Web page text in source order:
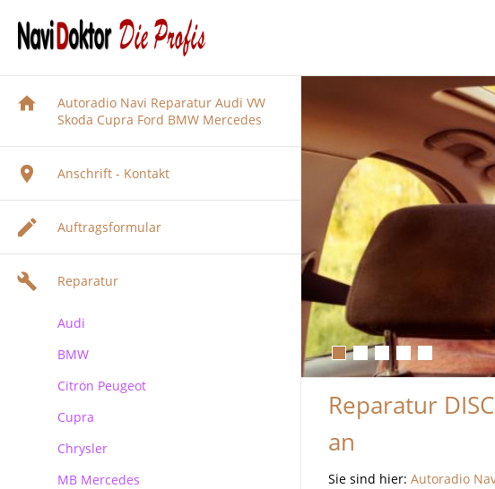
Autoradio Navi Reparatur Audi VW
Skoda Cupra Ford BMW Mercedes
Anschrift - Kontakt
Auftragsformular
Reparatur
Audi
Audi Navigation Autoradio
BMW
BMW Navi Reparatur
BMW Becker CCC Navirechner
Citrön Peugeot
Cupra
Chrysler
MB Mercedes
Reparatur
an
Sie sind hier: Autoradio